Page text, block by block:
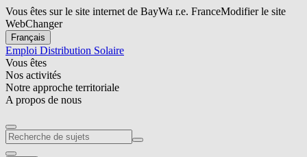
Vous êtes sur le site internet de BayWa r.e. FranceModifier le site
WebChanger
Français
Emploi Distribution Solaire
Vous êtes
Nos activités
Notre approche territoriale
A propos de nous